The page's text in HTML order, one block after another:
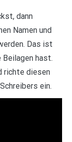
dann
Namen und
Das ist
hast.
richte diesen
ein.